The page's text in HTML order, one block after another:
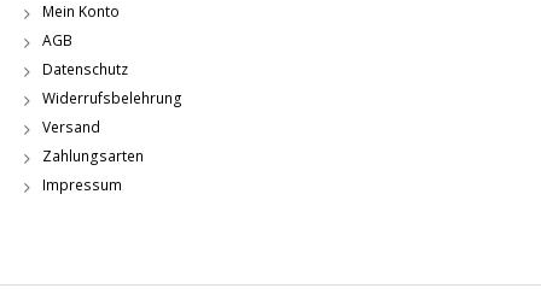
Mein Konto
AGB
Datenschutz
Widerrufsbelehrung
Versand
Zahlungsarten
Impressum